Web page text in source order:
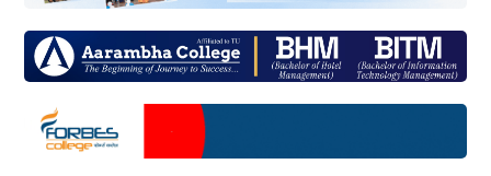
चितवन
सेरोफेरो
समाचार